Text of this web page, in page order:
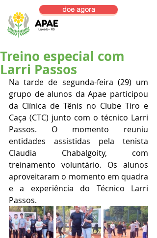
doe agora
Treino especial com
Larri Passos
Na tarde de segunda-feira (29) um
grupo de alunos da Apae participou
da Clínica de Tênis no Clube Tiro e
Caça (CTC) junto com o técnico Larri
Passos. O momento reuniu
entidades assistidas pela tenista
Claudia Chabalgoity, com
treinamento voluntário. Os alunos
aproveitaram o momento em quadra
e a experiência do Técnico Larri
Passos.